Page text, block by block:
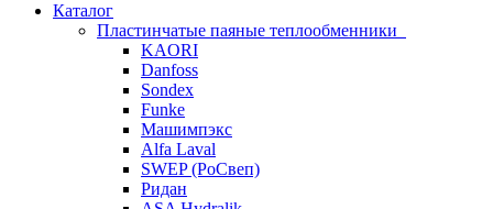
Каталог
Пластинчатые паяные теплообменники
KAORI
Danfoss
Sondex
Funke
Машимпэкс
Alfa Laval
SWEP (РоСвеп)
Ридан